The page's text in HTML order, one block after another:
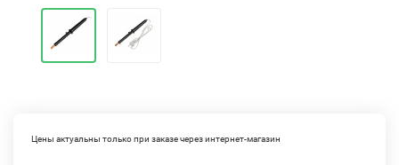
Цены актуальны только при заказе через интернет-магазин